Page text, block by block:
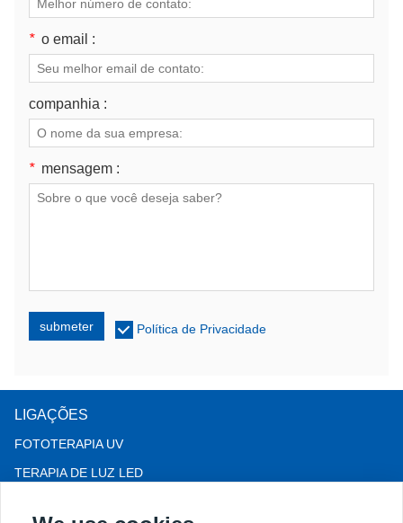
* o email :
companhia :
* mensagem :
submeter Política de Privacidade
LIGAÇÕES
FOTOTERAPIA UV
TERAPIA DE LUZ LED